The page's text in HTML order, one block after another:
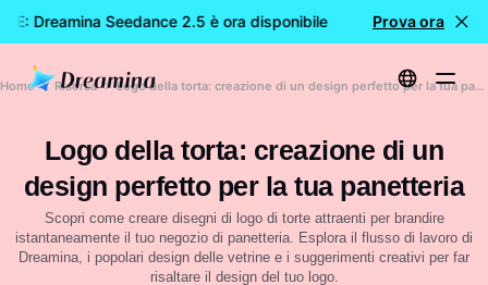
Dreamina Seedance 2.5 è ora disponibile 🎉 Nuovo
Prova ora
Home Risorsa Logo della torta: creazione di un design perfetto per la tua panetteria
Logo della torta: creazione di un
design perfetto per la tua panetteria
Scopri come creare disegni di logo di torte attraenti per brandire
istantaneamente il tuo negozio di panetteria. Esplora il flusso di lavoro di
Dreamina, i popolari design delle vetrine e i suggerimenti creativi per far
risaltare il design del tuo logo.